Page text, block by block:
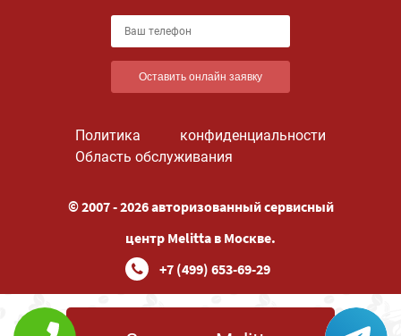
Оставить онлайн заявку
Политика конфиденциальности
Область обслуживания
© 2007 - 2026 авторизованный сервисный
центр Melitta в Москве.
+7 (499) 653-69-29